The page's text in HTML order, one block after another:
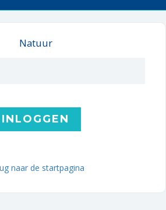
Natuur
naar de startpagina